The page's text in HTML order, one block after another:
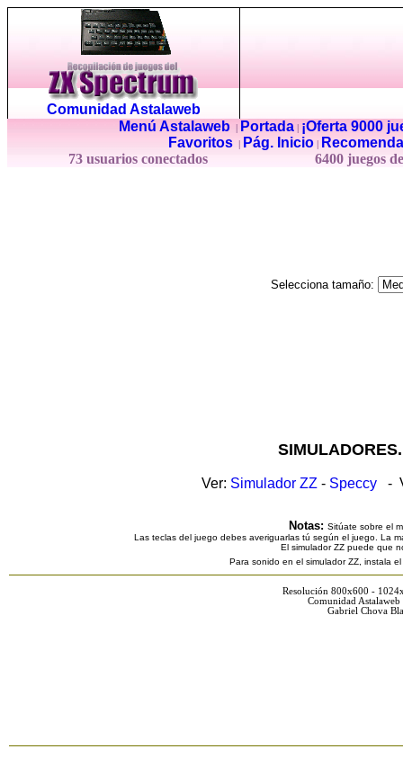
Comunidad Astalaweb
Menú Astalaweb| Portada|
¡Oferta 9000
Favoritos
Pág. Inicio
73 usuarios conectados
6400 juegos
Selecciona tamaño:
Ver: Simulador ZZ - Speccy -
Notas: Sitúate sobre el
Las teclas del juego debes averiguarlas tú según el juego. La
El simulador ZZ puede que
Para sonido en el simulador ZZ, instala
Resolución 800x600 -
Comunidad
Gabriel Chova